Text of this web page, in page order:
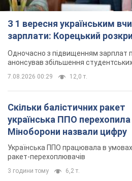
З 1 вересня українським
зарплати: Корецький
Одночасно з підвищенням зарплат
анонсував збільшення
7.08.2026 00:29 12,0 т.
Скільки балістичних ракет
українська ППО перехопила
Міноборони назвали цифру
Українська ППО працювала в
ракет-перехоплювачів
3 години тому 6,2 т.